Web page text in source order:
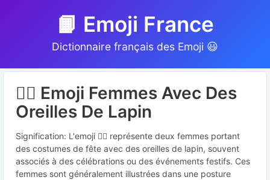
📙 Emoji France
Dictionnaire français des Emoji 😃
👯‍♀️ Emoji Femmes Avec Des
Oreilles De Lapin
Signification: L'emoji 👯‍♀️ représente deux femmes portant
des costumes de fête avec des oreilles de lapin, souvent
associés à des célébrations ou des événements festifs. Ces
femmes sont généralement illustrées dans une posture